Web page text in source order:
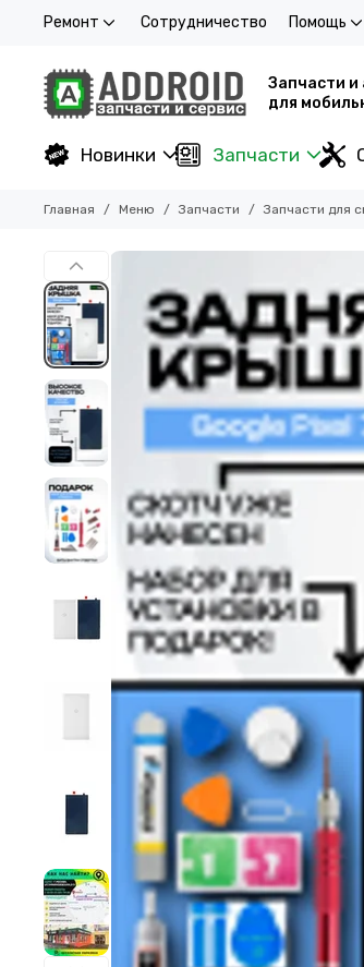
Ремонт Сотрудничество Помощь
Запчасти и
для
Новинки Запчасти
Главная Меню Запчасти Запчасти для